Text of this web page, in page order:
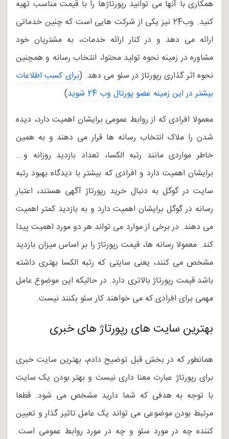
همکاری با آنها می توانید رپورتاژها را با قیمت مناسب تهیه
کنید. وب24 نیز یکی از شرکت هایی است که چنین خدماتی
ارائه می دهد و در کنار ارائه خدمات، به مشتریان خود
مشاوره در زمینه نحوه تولید محتوا، انتخاب رسانه و همچنین
نحوه اثر گذاری رپورتاژ در سئو می دهد. (
بیشتر در این زمینه عضو پورتال وب 24 شوید
)
معمولا افرادی که از روابط عمومی برایشان اهمیت دارد، دیده
شدن را ملاک انتخاب رسانه ها قرار می دهند و به همین
خاطر مواردی مانند رتبه الکسا، تعداد بازدید روزانه و...
برایشان اهمیت دارد و افرادی که بیشتر با دیدگاه بهبود رتبه
سایت در گوگل به دنبال خرید رپورتاژ آگهی هستند، اعتبار
رسانه در گوگل برایشان اهمیت دارد و به بازدید کمتر اهمیت
می دهند. در برخی از موارد می تواند هر دو مورد اهمیت پیدا
کند. معمولا رسانه ها، قیمت رپورتاژ را بر اساس میزان بازدید
مشخص می کنند، یعنی سایتی که رتبه الکسا بهتری داشته
باشد قیمت رپورتاژ بالاتری دارد. در حالیکه این موضوع عامل
مهمی برای افرادی که می خواهند کار سئو بکنند نیست.
بهترین سایت های رپورتاژ های خبری
همانطور که در بخش قبل توضیح دادم، بهترین سایت خبری
برای رپورتاژ عبارت معنا داری نیست و بهتر بودن یک سایت
با توجه به هدفی که شما دارید مشخص می شود. قطعا
مرتبط بودن موضوعی می تواند یک عامل تاثیر گذار و تعیین
کننده چه در مورد سئو و چه در مورد روابط عمومی است.